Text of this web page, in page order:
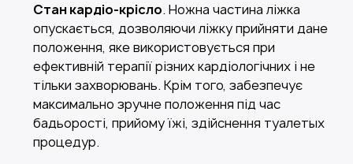
Стан кардіо-крісло. Ножна частина ліжка
опускається, дозволяючи ліжку прийняти дане
положення, яке використовується при
ефективній терапії різних кардіологічних і не
тільки захворювань. Крім того, забезпечує
максимально зручне положення під час
бадьорості, прийому їжі, здійснення туалетых
процедур.